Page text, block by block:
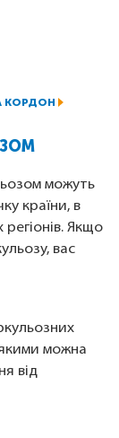
КОРДОН
можуть
країни, в
Якщо
вас
якими можна
від